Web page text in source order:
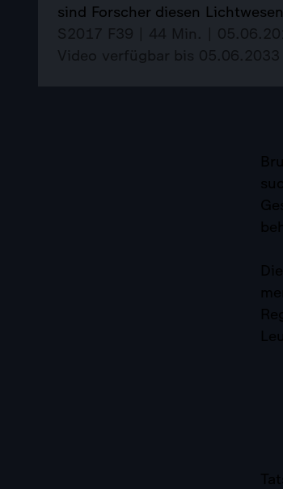
sind Forscher diesen
S2017 F39 | 44 Min. |
Video verfügbar bis 05.06.2033